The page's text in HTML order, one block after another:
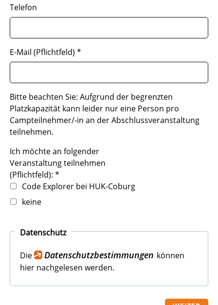
Telefon
E-Mail (Pflichtfeld) *
Bitte beachten Sie: Aufgrund der begrenzten
Platzkapazität kann leider nur eine Person pro
Campteilnehmer/-in an der Abschlussveranstaltung
teilnehmen.
Ich möchte an folgender
Veranstaltung teilnehmen
(Pflichtfeld): *
Code Explorer bei HUK-Coburg
keine
Datenschutz
Die Datenschutzbestimmungen können
hier nachgelesen werden.